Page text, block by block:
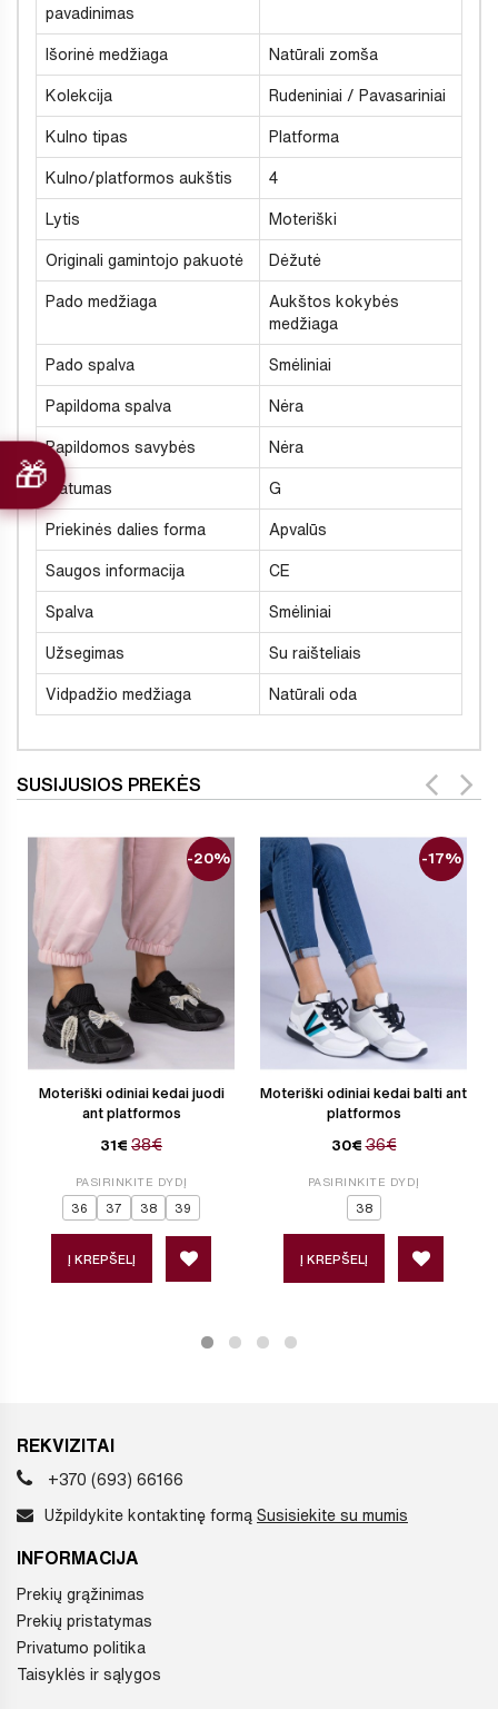
pavadinimas
Išorinė medžiaga Natūrali zomša
Kolekcija Rudeniniai / Pavasariniai
Kulno tipas Platforma
Kulno/platformos aukštis 4
Lytis Moteriški
Originali gamintojo pakuotė Dėžutė
Pado medžiaga
Aukštos kokybės
medžiaga
Pado spalva Smėliniai
Papildoma spalva Nėra
Papildomos savybės Nėra
Platumas G
Priekinės dalies forma Apvalūs
Saugos informacija CE
Spalva Smėliniai
Užsegimas Su raišteliais
Vidpadžio medžiaga Natūrali oda
SUSIJUSIOS PREKĖS
Moteriški odiniai kedai juodi
ant platformos
31€ 38€
-20%
PASIRINKITE DYDĮ
36 37 38 39
Į KREPŠELĮ
Moteriški odiniai kedai balti ant
platformos
30€ 36€
-17%
PASIRINKITE DYDĮ
38
Į KREPŠELĮ
REKVIZITAI
+370 (693) 66166
Užpildykite kontaktinę formą Susisiekite su mumis
INFORMACIJA
Prekių grąžinimas
Prekių pristatymas
Privatumo politika
Taisyklės ir sąlygos